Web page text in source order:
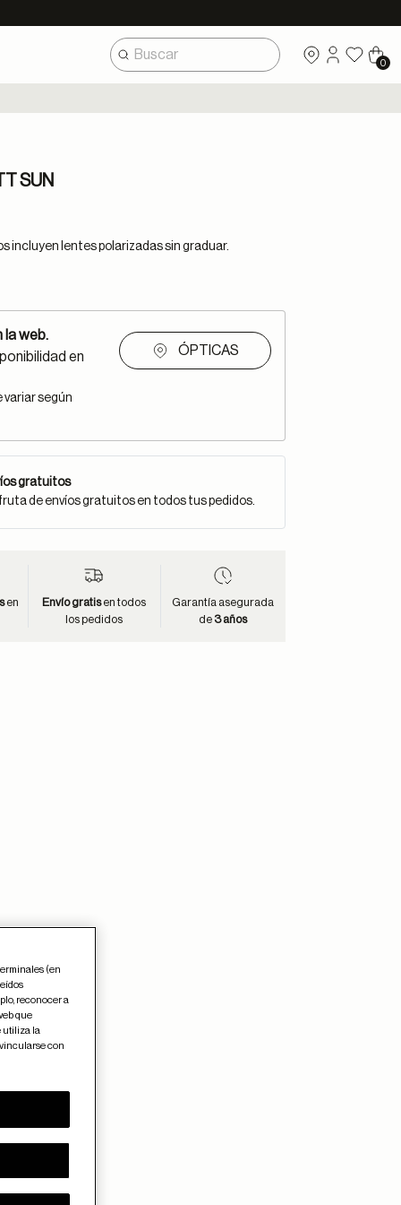
0
SUN
incluyen lentes polarizadas sin graduar.
la web.
en
variar según
ÓPTICAS
gratuitos
de envíos gratuitos en todos tus pedidos.
en Envío gratisen todos
los pedidos
Garantía asegurada
de 3 años
(en
reconocer a
que
utiliza la
con